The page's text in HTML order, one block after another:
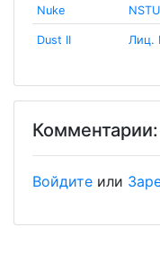
Nuke
Dust II Лиц.
Войдите или